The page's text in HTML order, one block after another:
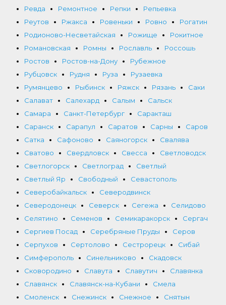
Ревда Ремонтное Репки
Репьевка
Реутов
Ржакса Ровеньки Ровно
Рогатин
Родионово-Несветайская
Рожище
Рокитное
Романовская
Ромны Рославль
Россошь
Ростов
Ростов-на-Дону
Рубежное
Рубцовск
Рудня Руза
Рузаевка
Румянцево
Рыбинск Ряжск Рязань
Саки
Салават
Салехард Салым
Сальск
Самара
Санкт-Петербург
Саракташ
Саранск
Сарапул Саратов Сарны
Саров
Сатка
Сафоново Саяногорск
Свалява
Сватово
Свердловск Свесса
Светловодск
Светлогорск
Светлоград
Светлый
Светлый Яр
Свободный
Севастополь
Северобайкальск
Северодвинск
Северодонецк
Северск Сегежа
Селидово
Селятино
Семенов Семикаракорск
Сергач
Сергиев Посад
Серебряные Пруды
Серов
Серпухов
Сертолово Сестрорецк
Сибай
Симферополь
Синельниково
Скадовск
Сковородино
Славута Славутич
Славянка
Славянск
Славянск-на-Кубани
Смела
Смоленск
Снежинск Снежное
Снятын